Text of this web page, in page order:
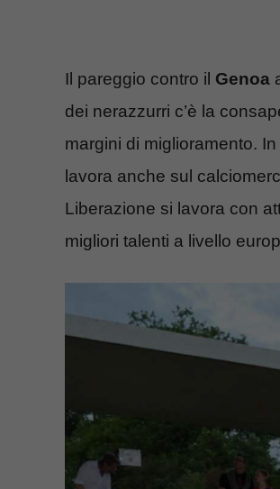
Il pareggio contro il Genoa
dei nerazzurri c’è la
margini di miglioramento.
lavora anche sul
Liberazione si lavora con
migliori talenti a livello